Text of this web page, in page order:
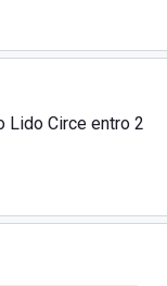
Lido Circe entro 2